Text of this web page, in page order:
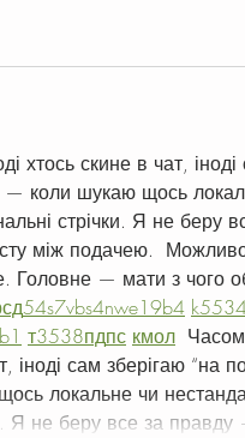
хтось скине в чат, іноді
— коли шукаю щось
стрічки. Я не беру
між подачею.
Головне — мати з чого
сд54s7vbs4nwe19b4 k55
т3538пдпс кмол
сам зберігаю “на
локальне чи
Я не беру все за